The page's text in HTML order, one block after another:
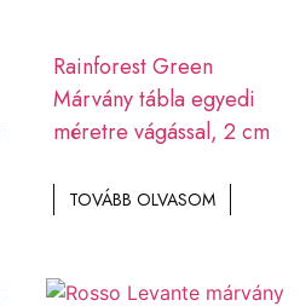
Rainforest Green
Márvány tábla egyedi
méretre vágással, 2 cm
TOVÁBB OLVASOM